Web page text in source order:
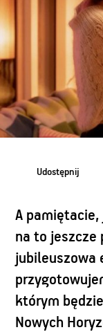
Udostępnij
A
na to jeszcze
jubileuszowa
którym
Nowych